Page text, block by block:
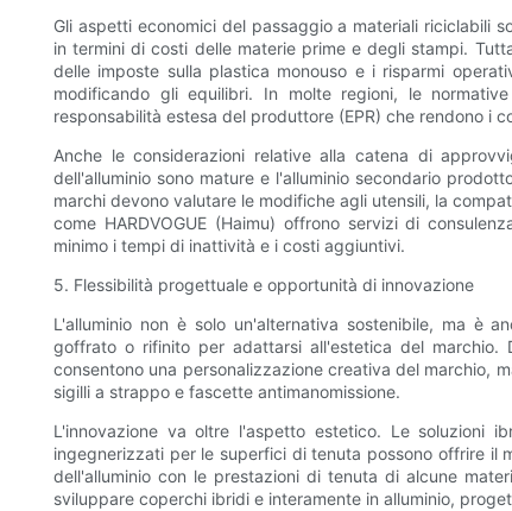
Gli aspetti economici del passaggio a materiali riciclabili
in termini di costi delle materie prime e degli stampi.
delle imposte sulla plastica monouso e i risparmi
modificando gli equilibri. In molte regioni, le
responsabilità estesa del produttore (EPR) che rendono i
Anche le considerazioni relative alla catena di
dell'alluminio sono mature e l'alluminio secondario
marchi devono valutare le modifiche agli utensili, la
come HARDVOGUE (Haimu) offrono servizi di
minimo i tempi di inattività e i costi aggiuntivi.
5. Flessibilità progettuale e opportunità di innovazione
L'alluminio non è solo un'alternativa sostenibile, ma è
goffrato o rifinito per adattarsi all'estetica del marchio.
consentono una personalizzazione creativa del marchio,
sigilli a strappo e fascette antimanomissione.
L'innovazione va oltre l'aspetto estetico. Le soluzioni
ingegnerizzati per le superfici di tenuta possono offrire il
dell'alluminio con le prestazioni di tenuta di alcune
sviluppare coperchi ibridi e interamente in alluminio,